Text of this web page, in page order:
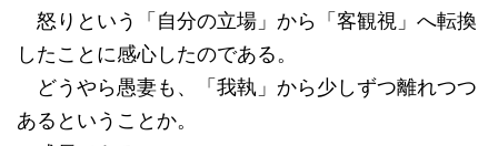
怒りという「自分の立場」から「客観視」へ転換
したことに感心したのである。
どうやら愚妻も、「我執」から少しずつ離れつつ
あるということか。